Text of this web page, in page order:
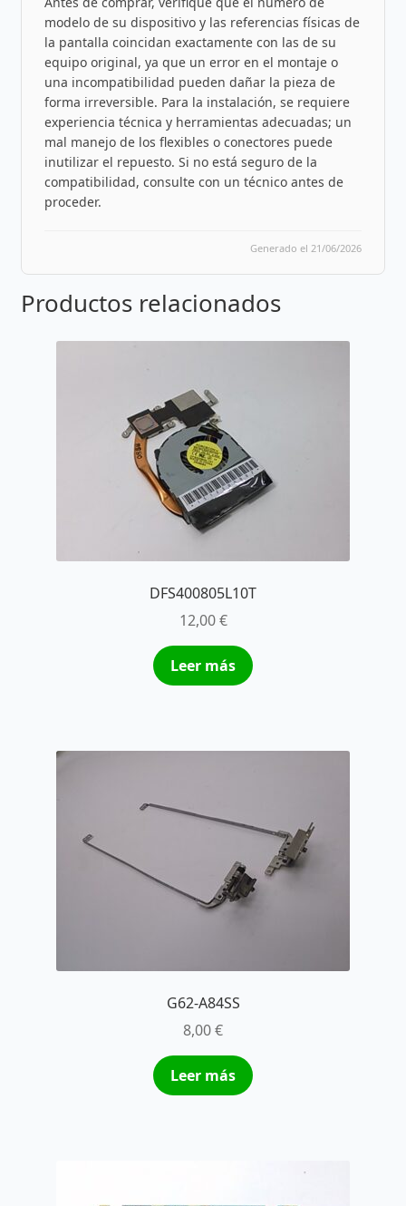
modelo de su dispositivo y las referencias físicas de
la pantalla coincidan exactamente con las de su
equipo original, ya que un error en el montaje o
una incompatibilidad pueden dañar la pieza de
forma irreversible. Para la instalación, se requiere
experiencia técnica y herramientas adecuadas; un
mal manejo de los flexibles o conectores puede
inutilizar el repuesto. Si no está seguro de la
compatibilidad, consulte con un técnico antes de
proceder.
Generado el 21/06/2026
Productos relacionados
DFS400805L10T
12,00€
Leer más
G62-A84SS
8,00€
Leer más